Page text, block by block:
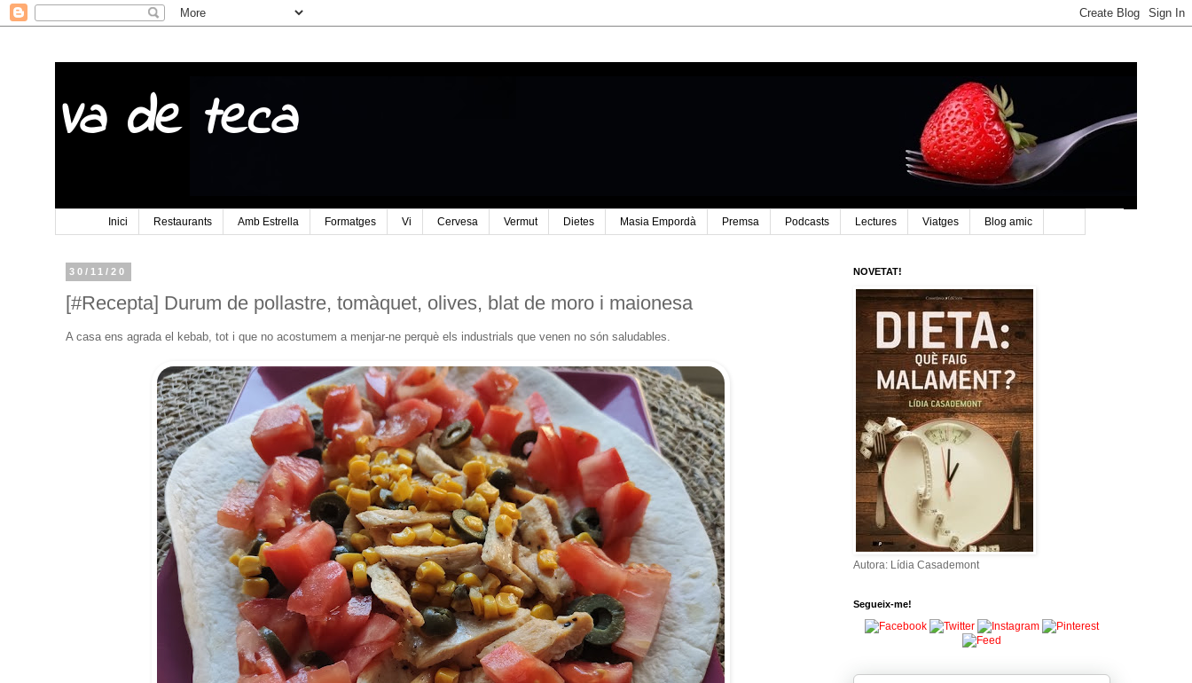
Va de teca
Inici Restaurants Amb Estrella Formatges Vi Cervesa Vermut Dietes Masia Empordà Premsa Podcasts Lectures Viatges Blog amic
30/11/20
[#Recepta] Durum de pollastre, tomàquet, olives, blat de moro i maionesa
A casa ens agrada el kebab, tot i que no acostumem a menjar-ne perquè els industrials que venen no són saludables.
NOVETAT!
Autora: Lídia Casademont
Segueix-me!